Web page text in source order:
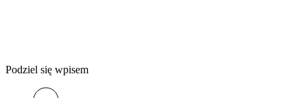
Podziel się wpisem